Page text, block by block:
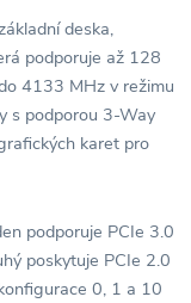
deska,
podporuje až 128
4133 MHz v režimu
s podporou 3-Way
karet pro
podporuje PCIe 3.0
poskytuje PCIe 2.0
0, 1 a 10